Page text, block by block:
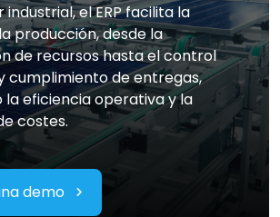
industrial, el ERP facilita la
producción, desde la
de recursos hasta el control
cumplimiento de entregas,
la eficiencia operativa y la
costes.
demo